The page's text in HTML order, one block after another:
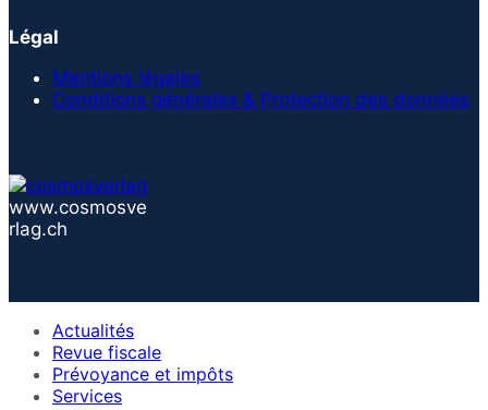
Légal
Mentions légales
Conditions générales & Protection des données
www.cosmosve
rlag.ch
Actualités
Revue fiscale
Prévoyance et impôts
Services